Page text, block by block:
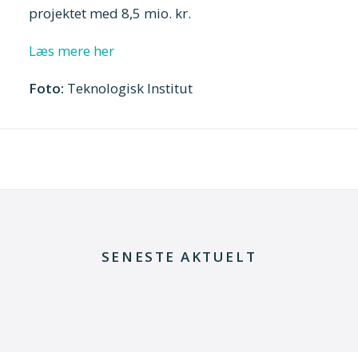
projektet med 8,5 mio. kr.
Læs mere her
Foto: Teknologisk Institut
SENESTE AKTUELT